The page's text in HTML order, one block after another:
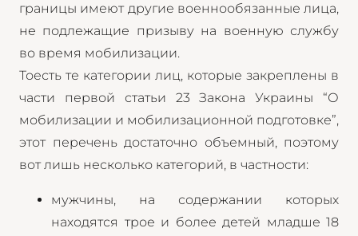
границы имеют другие военнообязанные лица,
не подлежащие призыву на военную службу
во время мобилизации.
Тоесть те категории лиц, которые закреплены в
части первой статьи 23 Закона Украины “О
мобилизации и мобилизационной подготовке”,
этот перечень достаточно объемный, поэтому
вот лишь несколько категорий, в частности:
мужчины, на содержании которых
находятся трое и более детей младше 18